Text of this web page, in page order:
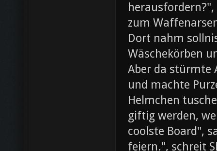
zum
Dort nahm
Wäschekörben
Aber da stürmte
und machte
Helmchen
giftig werden,
coolste Board",
feiern.", schreit